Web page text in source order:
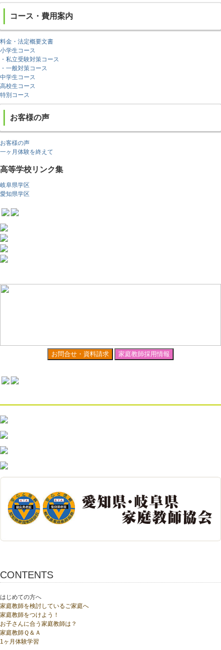
コース・費用案内
料金・法定概要文書
小学生コース
・私立受験対策コース
・一般対策コース
中学生コース
高校生コース
特別コース
お客様の声
お客様の声
一ヶ月体験を終えて
高等学校リンク集
岐阜県学区
愛知県学区
お問合せ・資料請求 家庭教師採用情報
CONTENTS
はじめての方へ
家庭教師を検討しているご家庭へ
家庭教師をつけよう！
お子さんに合う家庭教師は？
家庭教師Ｑ＆Ａ
1ヶ月体験学習